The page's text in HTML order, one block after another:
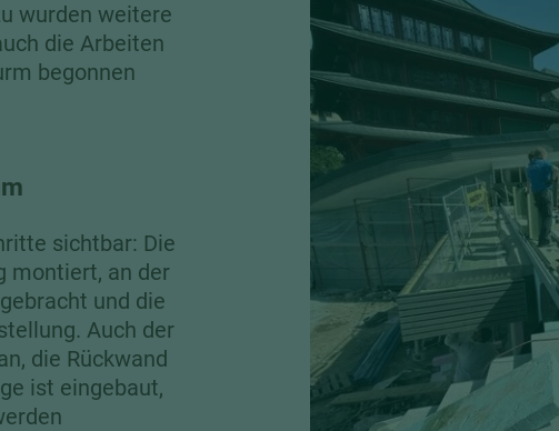
wurden weitere
die Arbeiten
begonnen
sichtbar: Die
montiert, an der
und die
Auch der
die Rückwand
ist eingebaut,